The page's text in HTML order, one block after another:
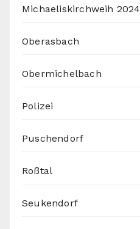
Michaeliskirchweih 2024
Oberasbach
Obermichelbach
Polizei
Puschendorf
Roßtal
Seukendorf